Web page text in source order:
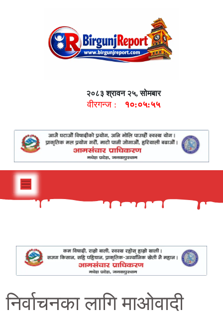
२०८३ श्रावन २५, सोमबार
वीरगन्ज : १०:०५:५६
निर्वाचनका लागि माओवादी